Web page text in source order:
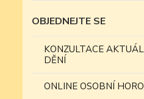
OBJEDNEJTE SE
KONZULTACE
DĚNÍ
ONLINE OSOBNÍ